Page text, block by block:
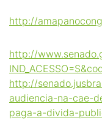
http://
http://
http://
audiencia-na-cae-
paga-a-divida-